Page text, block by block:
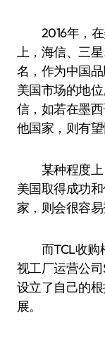
2016年，在
上，海信、三
名，作为中国
美国市场的地
信，如若在墨
他国家，则有望
某种程度上
美国取得成功
家，则会很容易
而TCL收购
视工厂运营公
设立了自己的
展。